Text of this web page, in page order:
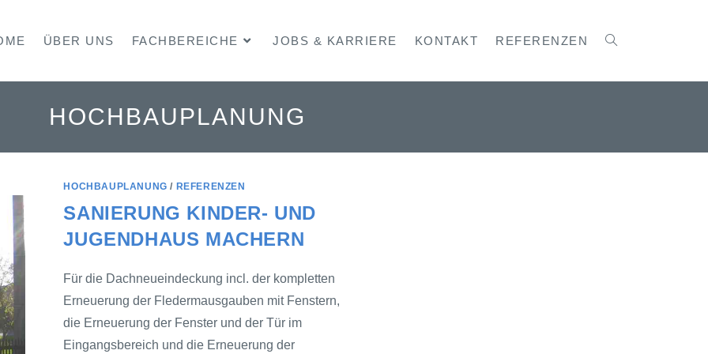
ÜBER UNS FACHBEREICHE JOBS & KARRIERE KONTAKT REFERENZEN
HOCHBAUPLANUNG
HOCHBAUPLANUNG / REFERENZEN
SANIERUNG KINDER- UND
JUGENDHAUS MACHERN
Für die Dachneueindeckung incl. der kompletten
Erneuerung der Fledermausgauben mit Fenstern,
die Erneuerung der Fenster und der Tür im
Eingangsbereich und die Erneuerung der